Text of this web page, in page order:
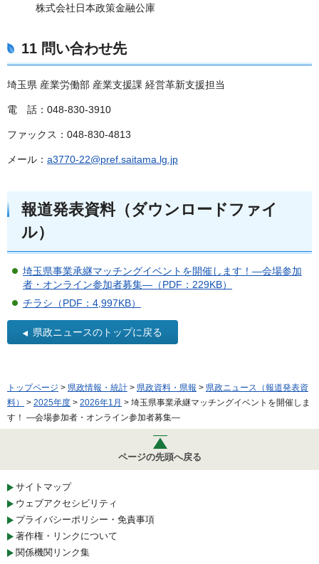
株式会社日本政策金融公庫
11 問い合わせ先
埼玉県 産業労働部 産業支援課 経営革新支援担当
電 話：048-830-3910
ファックス：048-830-4813
メール： a3770-22@pref.saitama.lg.jp
報道発表資料（ダウンロードファイ
ル）
埼玉県事業承継マッチングイベントを開催します！―会場参加
者・オンライン参加者募集―（PDF：229KB）
チラシ（PDF：4,997KB）
県政ニュースのトップに戻る
トップページ > 県政情報・統計 > 県政資料・県報 > 県政ニュース（報道発表資
料）
> 2025年度 > 2026年1月 > 埼玉県事業承継マッチングイベントを開催しま
す！ ―会場参加者・オンライン参加者募集―
ページの先頭へ戻る
サイトマップ
ウェブアクセシビリティ
プライバシーポリシー・免責事項
著作権・リンクについて
関係機関リンク集